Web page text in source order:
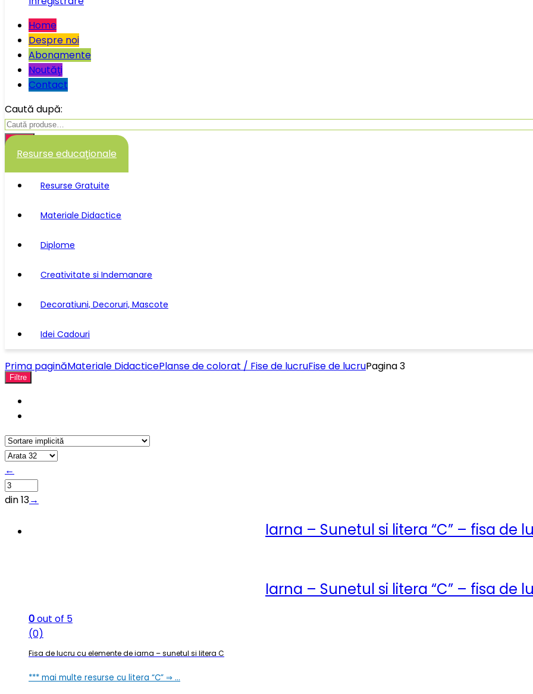
Home
Despre noi
Abonamente
Noutăţi
Contact
Caută după:
Caută
Resurse educaţionale
Resurse Gratuite
Materiale Didactice
Diplome
Creativitate si Indemanare
Decoratiuni, Decoruri, Mascote
Idei Cadouri
Prima paginăMateriale DidacticePlanse de colorat / Fise de lucruFise de lucruPagina 3
Filtre
←
din 13→
Iarna – Sunetul si litera “C” – fisa de
Iarna – Sunetul si litera “C” – fisa de
0out of 5
(0)
Fisa de lucru cu elemente de iarna – sunetul si litera C
*** mai multe resurse cu litera “C” ⇒ …